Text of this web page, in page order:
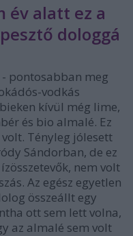
év alatt ez a
dologgá
pontosabban meg
vodkás
kívül még lime,
és bio almalé. Ez
Tényleg jólesett
Sándorban, de ez
nem volt
Az egész egyetlen
összeállt egy
ott sem lett volna,
az almalé sem volt